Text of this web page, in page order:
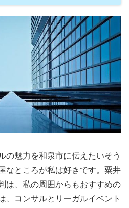
の魅力を和泉市に伝えたいそう
なところが私は好きです。粟井
は、私の周囲からもおすすめの
、コンサルとリーガルイベント